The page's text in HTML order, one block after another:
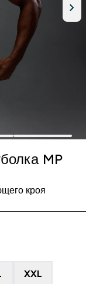
MP
кроя
XXL